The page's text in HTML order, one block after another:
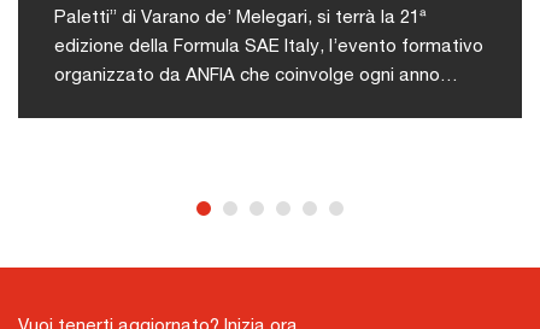
Paletti” di Varano de’ Melegari, si terrà la 21ª
edizione della Formula SAE Italy, l’evento formativo
organizzato da ANFIA che coinvolge ogni anno
abilità acquisite durante il proprio percorso